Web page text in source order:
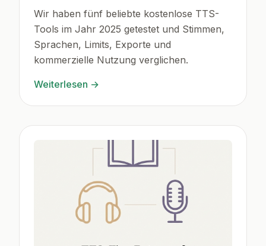
Wir haben fünf beliebte kostenlose TTS-
Tools im Jahr 2025 getestet und Stimmen,
Sprachen, Limits, Exporte und
kommerzielle Nutzung verglichen.
Weiterlesen →